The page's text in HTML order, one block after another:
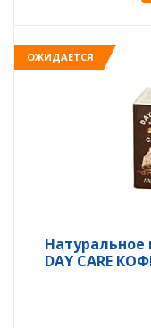
ОЖИДАЕТСЯ
Натуральное
DAY CARE